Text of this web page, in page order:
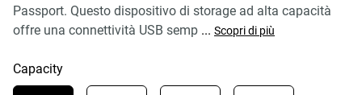
Passport. Questo dispositivo di storage ad alta capacità
offre una connettività USB semp ... Scopri di più
Capacity